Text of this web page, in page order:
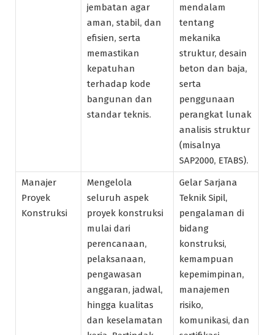
jembatan agar
aman, stabil, dan
efisien, serta
memastikan
kepatuhan
terhadap kode
bangunan dan
standar teknis.
mendalam
tentang
mekanika
struktur, desain
beton dan baja,
serta
penggunaan
perangkat lunak
analisis struktur
(misalnya
SAP2000, ETABS).
Manajer
Proyek
Konstruksi
Mengelola
seluruh aspek
proyek konstruksi
mulai dari
perencanaan,
pelaksanaan,
pengawasan
anggaran, jadwal,
hingga kualitas
dan keselamatan
Gelar Sarjana
Teknik Sipil,
pengalaman di
bidang
konstruksi,
kemampuan
kepemimpinan,
manajemen
risiko,
komunikasi, dan